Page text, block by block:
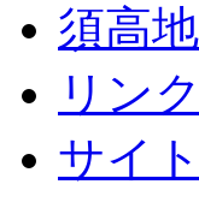
須高
リン
サイ